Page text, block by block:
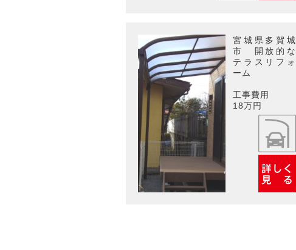
宮城県多賀城
市 開放的な
テラスリフォ
ーム
工事費用
18万円